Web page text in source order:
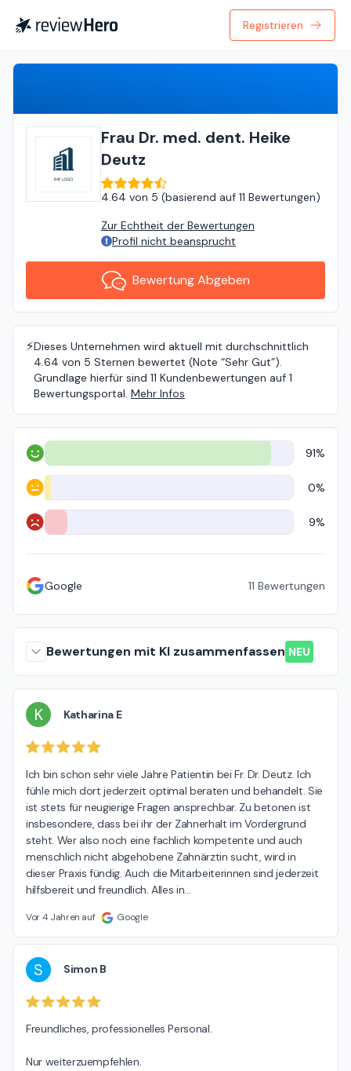
Registrieren
Frau Dr. med. dent. Heike
Deutz
4.64 von 5 (basierend auf 11 Bewertungen)
Zur Echtheit der Bewertungen
Profil nicht beansprucht
Bewertung Abgeben
⚡️Dieses Unternehmen wird aktuell mit durchschnittlich
4.64 von 5 Sternen bewertet (Note “Sehr Gut”).
Grundlage hierfür sind 11 Kundenbewertungen auf 1
Bewertungsportal. Mehr Infos
Positiv 91%
Neutral 0%
Negativ 9%
Google 11 Bewertungen
Bewertungen mit KI zusammenfassen NEU
K Katharina E
Ich bin schon sehr viele Jahre Patientin bei Fr. Dr. Deutz. Ich
fühle mich dort jederzeit optimal beraten und behandelt. Sie
ist stets für neugierige Fragen ansprechbar. Zu betonen ist
insbesondere, dass bei ihr der Zahnerhalt im Vordergrund
steht. Wer also noch eine fachlich kompetente und auch
menschlich nicht abgehobene Zahnärztin sucht, wird in
dieser Praxis fündig. Auch die Mitarbeiterinnen sind jederzeit
hilfsbereit und freundlich. Alles in
Vor 4 Jahren auf Google
S Simon B
Freundliches, professionelles Personal.
Nur weiterzuempfehlen.